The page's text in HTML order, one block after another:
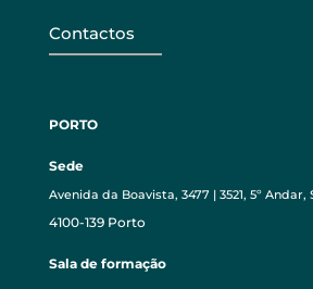
Contactos
PORTO
Sede
Avenida da Boavista, 3477 | 3521, 5º Andar,
4100-139 Porto
Sala de formação